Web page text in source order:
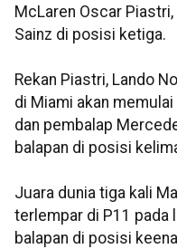
McLaren Oscar
Sainz di posisi ketiga.
Rekan Piastri, Lando
di Miami akan
dan pembalap
balapan di posisi
Juara dunia tiga kali
terlempar di P11 pada
balapan di posisi